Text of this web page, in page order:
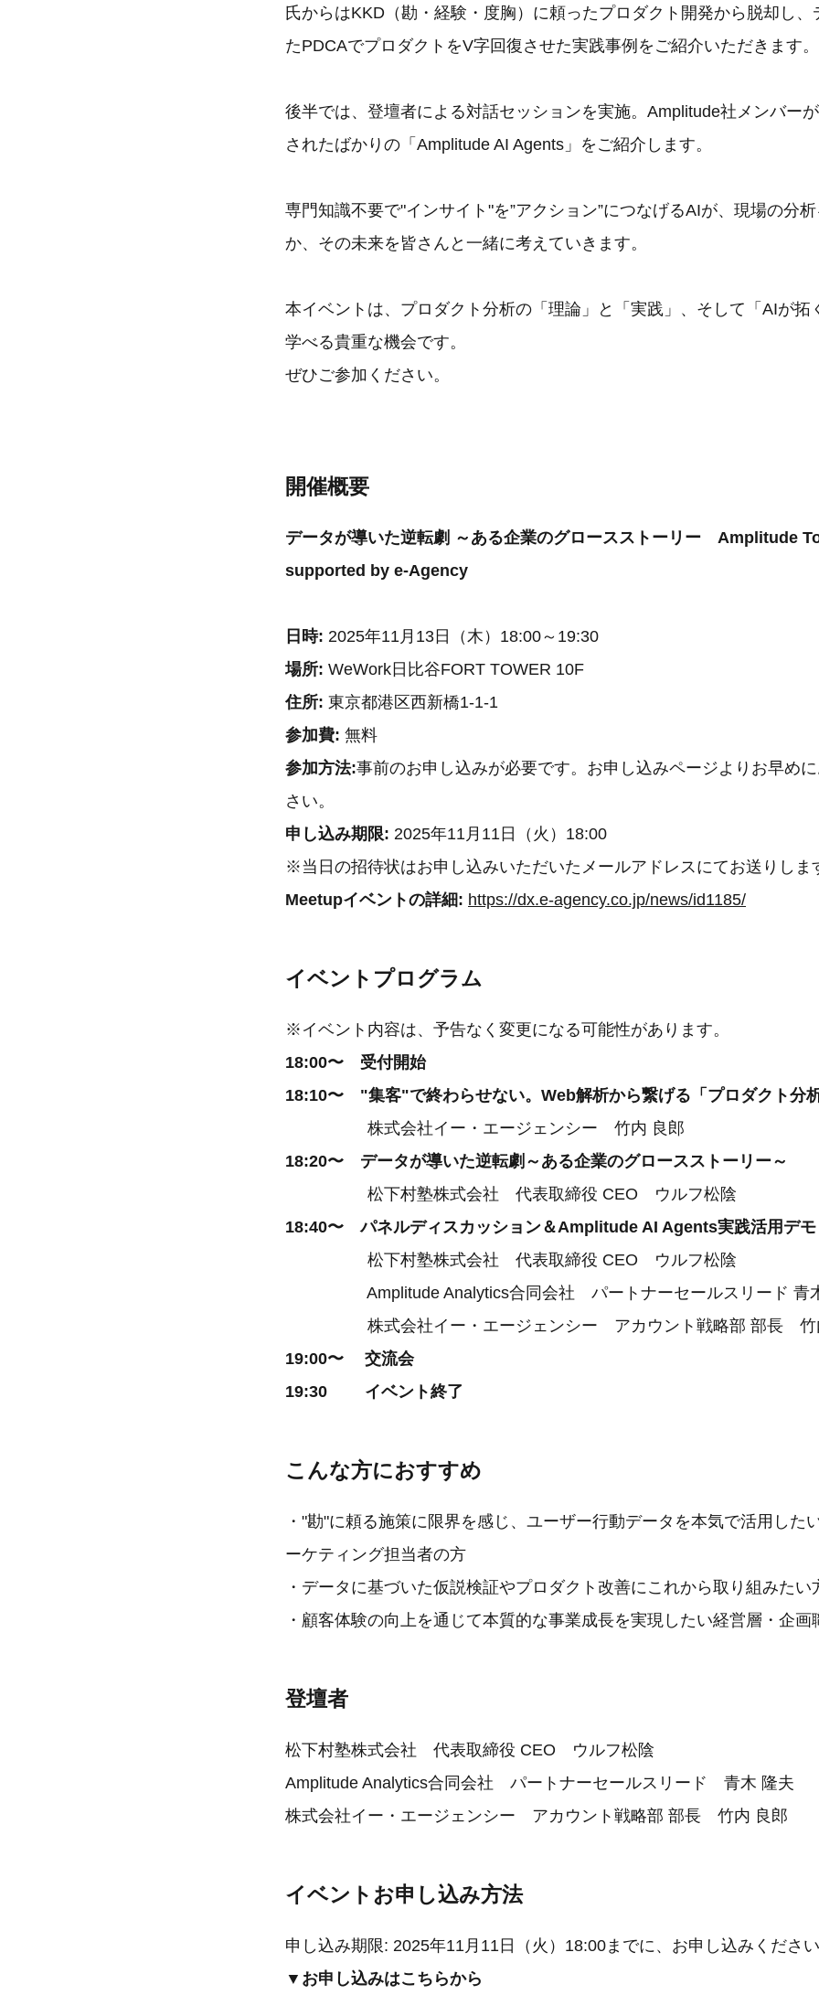
氏からはKKD（勘・経験・度胸）に頼ったプロダクト開発から脱却し、
たPDCAでプロダクトをV字回復させた実践事例をご紹介いただきます。
後半では、登壇者による対話セッションを実施。Amplitude社メンバー
されたばかりの「Amplitude AI Agents」をご紹介します。
専門知識不要で"インサイト"を”アクション”につなげるAIが、現場の分
か、その未来を皆さんと一緒に考えていきます。
本イベントは、プロダクト分析の「理論」と「実践」、そして「AIが拓
学べる貴重な機会です。
ぜひご参加ください。
開催概要
データが導いた逆転劇 ～ある企業のグロースストーリー Amplitude
supported by e-Agency
日時: 2025年11月13日（木）18:00～19:30
場所: WeWork日比谷FORT TOWER 10F
住所: 東京都港区西新橋1-1-1
参加費: 無料
参加方法:事前のお申し込みが必要です。お申し込みページよりお早め
さい。
申し込み期限: 2025年11月11日（火）18:00
※当日の招待状はお申し込みいただいたメールアドレスにてお送りしま
Meetupイベントの詳細: https://dx.e-agency.co.jp/news/id1185/
イベントプログラム
※イベント内容は、予告なく変更になる可能性があります。
18:00〜 受付開始
18:10〜 "集客"で終わらせない。Web解析から繋げる「プロダクト分
株式会社イー・エージェンシー 竹内 良郎
18:20〜 データが導いた逆転劇～ある企業のグロースストーリー～
松下村塾株式会社 代表取締役 CEO ウルフ松陰
18:40〜 パネルディスカッション＆Amplitude AI Agents実践活用デモ
松下村塾株式会社 代表取締役 CEO ウルフ松陰
Amplitude Analytics合同会社 パートナーセールスリード 青
株式会社イー・エージェンシー アカウント戦略部 部長 竹
19:00〜 交流会
19:30 イベント終了
こんな方におすすめ
・"勘"に頼る施策に限界を感じ、ユーザー行動データを本気で活用した
ーケティング担当者の方
・データに基づいた仮説検証やプロダクト改善にこれから取り組みたい
・顧客体験の向上を通じて本質的な事業成長を実現したい経営層・企画
登壇者
松下村塾株式会社 代表取締役 CEO ウルフ松陰
Amplitude Analytics合同会社 パートナーセールスリード 青木 隆夫
株式会社イー・エージェンシー アカウント戦略部 部長 竹内 良郎
イベントお申し込み方法
申し込み期限: 2025年11月11日（火）18:00までに、お申し込みください
▼お申し込みはこちらから